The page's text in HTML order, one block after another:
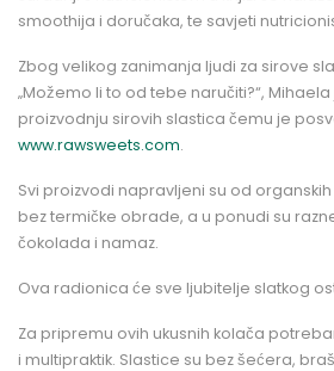
smoothija i doručaka, te savjeti
Zbog velikog zanimanja ljudi za sirove
„Možemo li to od tebe naručiti?“,
proizvodnju sirovih slastica čemu je
www.rawsweets.com.
Svi proizvodi napravljeni su od
bez termičke obrade, a u ponudi su
čokolada i namaz.
Ova radionica će sve ljubitelje slatkog
Za pripremu ovih ukusnih kolača
i multipraktik. Slastice su bez šećera,